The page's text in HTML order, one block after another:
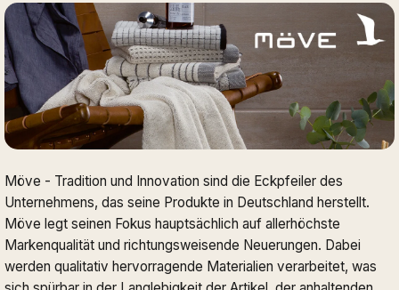
Möve - Tradition und Innovation sind die Eckpfeiler des
Unternehmens, das seine Produkte in Deutschland herstellt.
Möve legt seinen Fokus hauptsächlich auf allerhöchste
Markenqualität und richtungsweisende Neuerungen. Dabei
werden qualitativ hervorragende Materialien verarbeitet, was